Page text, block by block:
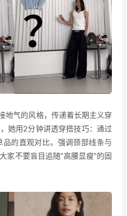
地气的风格，传递着长期主义穿
她用2分钟讲透穿搭技巧：通过
的直观对比，强调颈部线条与
家不要盲目追随"高腰显瘦"的固